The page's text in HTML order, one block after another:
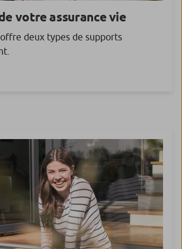
votreassurance vie
offre deux types de supports